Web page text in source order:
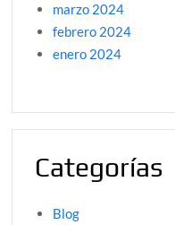
marzo 2024
febrero 2024
enero 2024
Categorías
Blog